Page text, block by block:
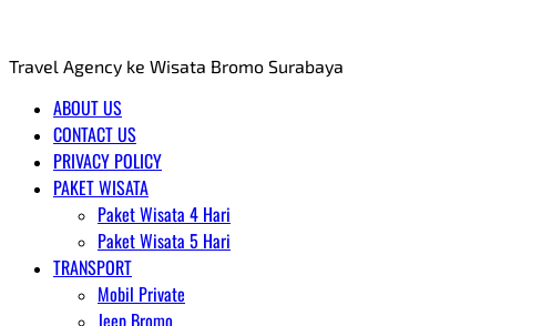
Travel Agency ke Wisata Bromo Surabaya
ABOUT US
CONTACT US
PRIVACY POLICY
PAKET WISATA
Paket Wisata 4 Hari
Paket Wisata 5 Hari
TRANSPORT
Mobil Private
Jeep Bromo